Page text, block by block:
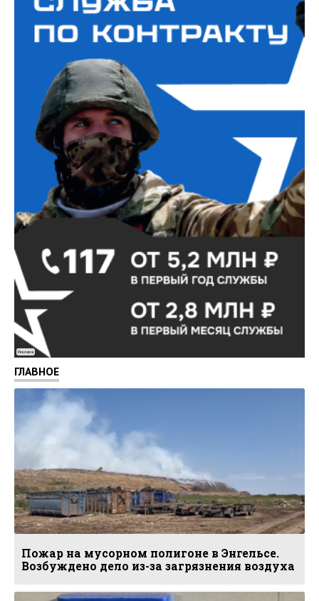
Реклама
ГЛАВНОЕ
Пожар на мусорном полигоне в Энгельсе.
Возбуждено дело из-за загрязнения воздуха